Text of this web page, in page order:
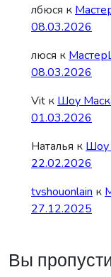
лбюся к
08.03.2026
люся к
08.03.2026
Vit к Шоу
01.03.2026
Наталья к Шоу
22.02.2026
tvshouonlain к
27.12.2025
Вы